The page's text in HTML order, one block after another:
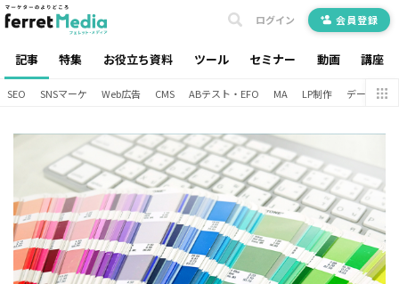
記事 特集 お役立ち資料 ツール セミナー 動画 講座
ログイン 会員登録
SEO SNSマーケ Web広告 CMS ABテスト・EFO MA LP制作 データ分析